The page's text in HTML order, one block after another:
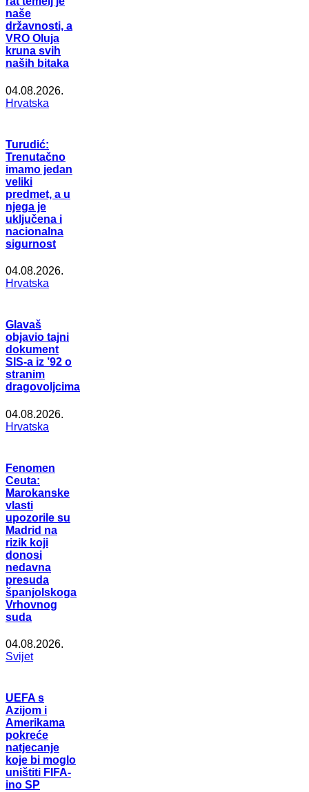
naše
državnosti, a
VRO Oluja
kruna svih
naših bitaka
04.08.2026.
Hrvatska
Turudić:
Trenutačno
imamo jedan
veliki
predmet, a u
njega je
uključena i
nacionalna
sigurnost
04.08.2026.
Hrvatska
Glavaš
objavio tajni
dokument
SIS-a iz ’92 o
stranim
dragovoljcima
04.08.2026.
Hrvatska
Fenomen
Ceuta:
Marokanske
vlasti
upozorile su
Madrid na
rizik koji
donosi
nedavna
presuda
španjolskoga
Vrhovnog
suda
04.08.2026.
Svijet
UEFA s
Azijom i
Amerikama
pokreće
natjecanje
koje bi moglo
uništiti FIFA-
ino SP